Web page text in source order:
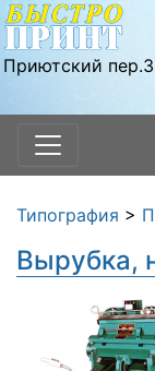
Приютский пер.3
Типография >
Вырубка,